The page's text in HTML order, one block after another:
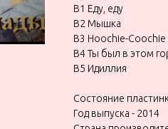
B1 Еду, еду
B2 Мышка
B3 Hoochie-Coochie
B4 Ты был в этом
B5 Идиллия
Состояние
Год выпуска - 2014